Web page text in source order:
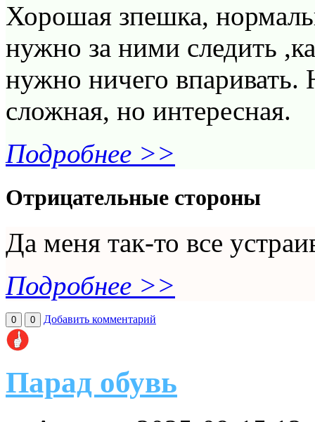
Хорошая зпешка,
нужно за ними следить
нужно ничего впаривать.
сложная, но интересная.
Подробнее >>
Отрицательные стороны
Да меня так-то все
Подробнее >>
0 0 Добавить комментарий
Парад обувь